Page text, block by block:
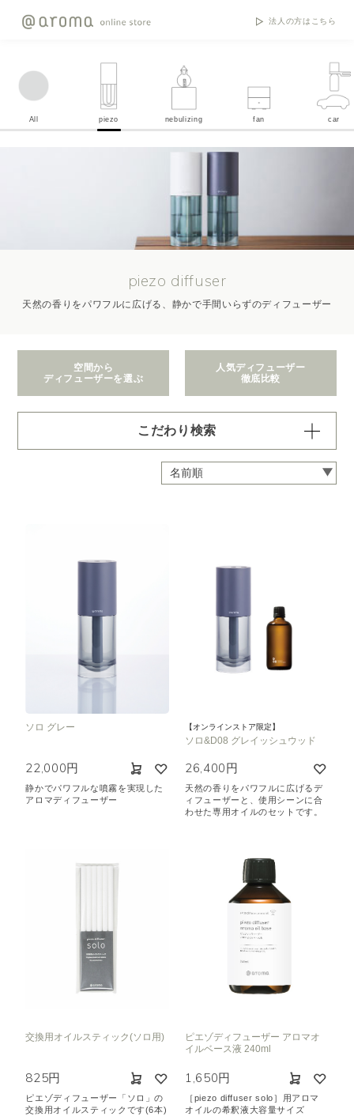
法人の方はこちら
All piezo nebulizing fan car
piezo diffuser
天然の香りをパワフルに広げる、静かで手間いらずのディフューザー
空間から
ディフューザーを選ぶ
人気ディフューザー
徹底比較
こだわり検索
※一つお選びください
身の回り 4～8畳
ソロ グレー
22,000円
静かでパワフルな噴霧を実現した
アロマディフューザー
【オンラインストア限定】
ソロ&D08 グレイッシュウッド
26,400円
天然の香りをパワフルに広げるデ
ィフューザーと、使用シーンに合
わせた専用オイルのセットです。
交換用オイルスティック(ソロ用)
825円
ピエゾディフューザー「ソロ」の
交換用オイルスティックです(6本)
ピエゾディフューザー アロマオ
イルベース液 240ml
1,650円
［piezo diffuser solo］用アロマ
オイルの希釈液大容量サイズ